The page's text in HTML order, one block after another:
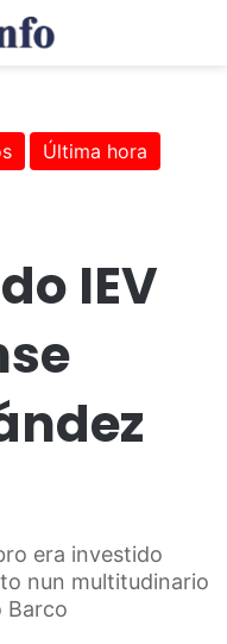
Última hora
IEV
era investido
nun multitudinario
Barco